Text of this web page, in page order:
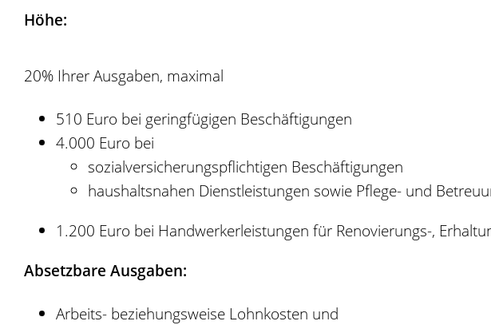
Höhe:
20% Ihrer Ausgaben, maximal
510 Euro bei geringfügigen Beschäftigungen
4.000 Euro bei
sozialversicherungspflichtigen Beschäftigungen
haushaltsnahen Dienstleistungen sowie Pflege- und
1.200 Euro bei Handwerkerleistungen für Renovierungs-,
Absetzbare Ausgaben:
Arbeits- beziehungsweise Lohnkosten und